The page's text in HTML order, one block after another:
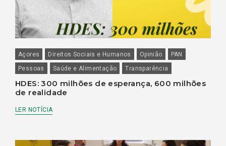
Açores Direitos Sociais e Humanos Opinião
PAN
Pessoas
Saúde e Alimentação Transparência
HDES: 300 milhões de esperança, 600 milhões
de realidade
LER NOTÍCIA